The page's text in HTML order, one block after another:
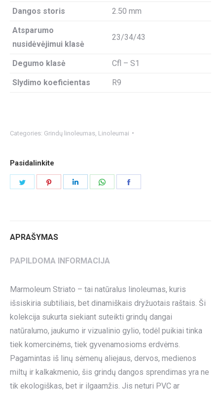
Dangos storis 2.50 mm
Atsparumo
nusidėvėjimui klasė
23/34/43
Degumo klasė Cfl – S1
Slydimo koeficientas R9
Categories: Grindų linoleumas Linoleumai
Pasidalinkite
APRAŠYMAS
PAPILDOMA INFORMACIJA
Marmoleum Striato – tai natūralus linoleumas, kuris
išsiskiria subtiliais, bet dinamiškais dryžuotais raštais. Ši
kolekcija sukurta siekiant suteikti grindų dangai
natūralumo, jaukumo ir vizualinio gylio, todėl puikiai tinka
tiek komercinėms, tiek gyvenamosioms erdvėms.
Pagamintas iš linų sėmenų aliejaus, dervos, medienos
miltų ir kalkakmenio, šis grindų dangos sprendimas yra ne
tik ekologiškas, bet ir ilgaamžis. Jis neturi PVC ar